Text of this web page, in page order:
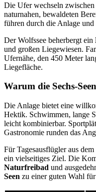
Die Ufer wechseln zwischen
naturnahen, bewaldeten
führen durch die Anlage
Der Wolfssee beherbergt ein
und großen Liegewiesen.
Ufernähe, den 450 Meter
Liegefläche.
Warum die Sechs-
Die Anlage bietet eine
Hektik. Schwimmen, lange
leicht kombinierbar.
Gastronomie runden das
Für Tagesausflügler aus
ein vielseitiges Ziel. Die
Naturfreibad und
Seen zu einer guten Wahl